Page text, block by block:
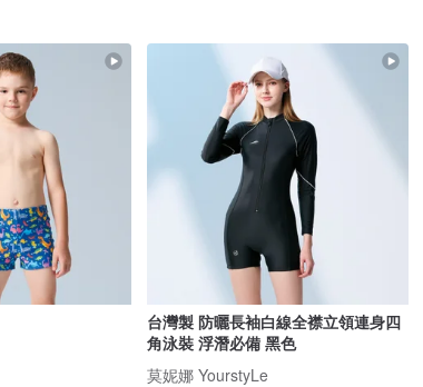
台灣製 防曬長袖白線全襟立領連身四
角泳裝 浮潛必備 黑色
莫妮娜 YourstyLe